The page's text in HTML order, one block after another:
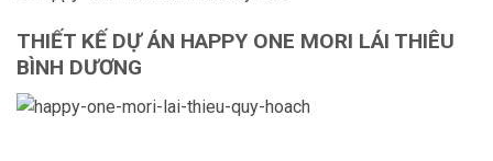
THIẾT KẾ DỰ ÁN HAPPY ONE MORI LÁI THIÊU
BÌNH DƯƠNG